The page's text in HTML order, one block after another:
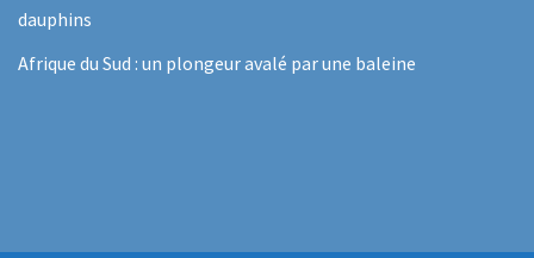
dauphins
Afrique du Sud : un plongeur avalé par une baleine